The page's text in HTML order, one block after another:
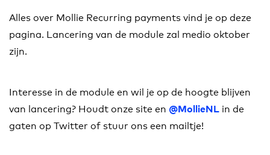
Alles over Mollie Recurring payments vind je op deze
pagina. Lancering van de module zal medio oktober
zijn.
Interesse in de module en wil je op de hoogte blijven
van lancering? Houdt onze site en @MollieNL in de
gaten op Twitter of stuur ons een mailtje!